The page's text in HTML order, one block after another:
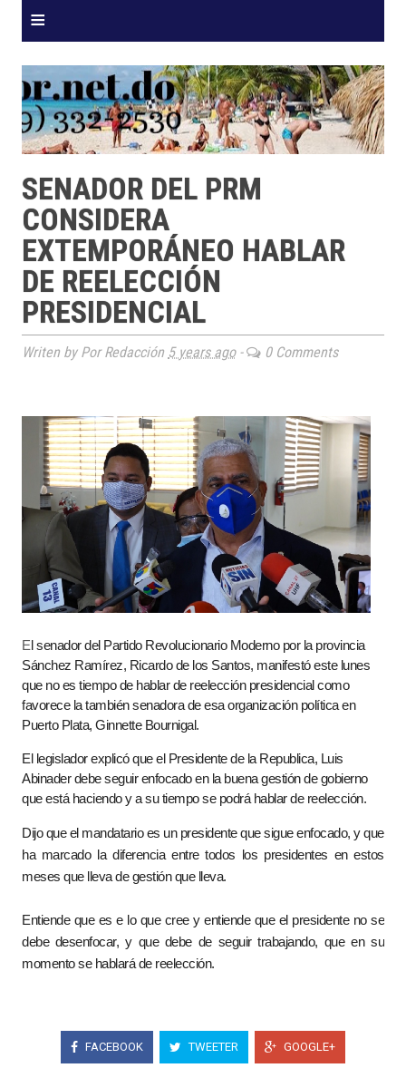
≡
SENADOR DEL PRM
CONSIDERA
EXTEMPORÁNEO HABLAR
DE REELECCIÓN
PRESIDENCIAL
Writen by Por Redacción 5 years ago- 0 Comments
El senador del Partido Revolucionario Moderno por la provincia
Sánchez Ramírez, Ricardo de los Santos, manifestó este lunes
que no es tiempo de hablar de reelección presidencial como
favorece la también senadora de esa organización política en
Puerto Plata, Ginnette Bournigal.
El legislador explicó que el Presidente de la Republica, Luis
Abinader debe seguir enfocado en la buena gestión de gobierno
que está haciendo y a su tiempo se podrá hablar de reelección.
Dijo que el mandatario es un presidente que sigue enfocado, y que
ha marcado la diferencia entre todos los presidentes en estos
meses que lleva de gestión que lleva.
Entiende que es e lo que cree y entiende que el presidente no se
debe desenfocar, y que debe de seguir trabajando, que en su
momento se hablará de reelección.
FACEBOOK TWEETER GOOGLE+